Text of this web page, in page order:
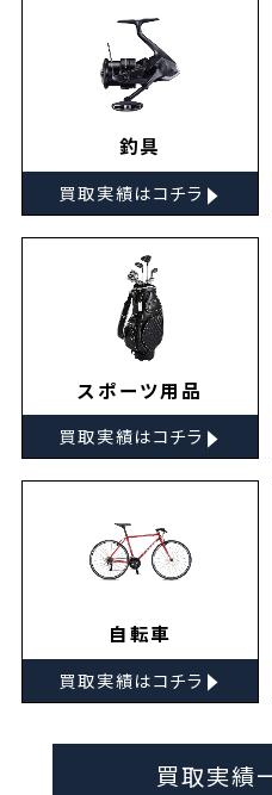
釣具
買取実績はコチラ ▸
スポーツ用品
買取実績はコチラ ▸
自転車
買取実績はコチラ ▸
買取実績